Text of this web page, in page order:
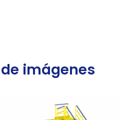
imágenes